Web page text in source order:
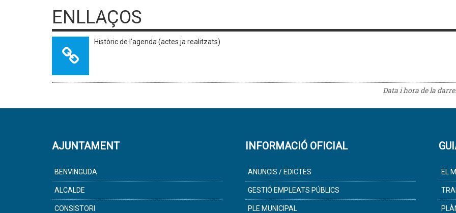
ENLLAÇOS
Històric de l'agenda (actes ja realitzats)
Data i hora de la
AJUNTAMENT
BENVINGUDA
ALCALDE
CONSISTORI
INFORMACIÓ OFICIAL
ANUNCIS / EDICTES
GESTIÓ EMPLEATS PÚBLICS
PLE MUNICIPAL
EL